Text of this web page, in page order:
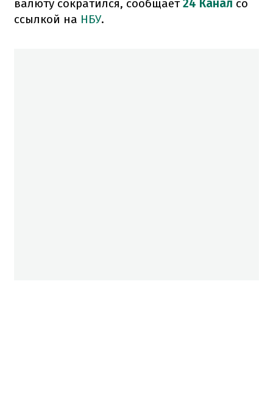
валюту сократился, сообщает 24 Канал со
ссылкой на НБУ.